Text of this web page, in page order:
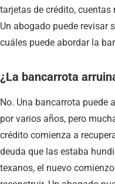
tarjetas de crédito,
Un abogado puede revisar
cuáles puede abordar la
¿La bancarrota
No. Una bancarrota puede
por varios años, pero
crédito comienza a
deuda que las estaba
texanos, el nuevo